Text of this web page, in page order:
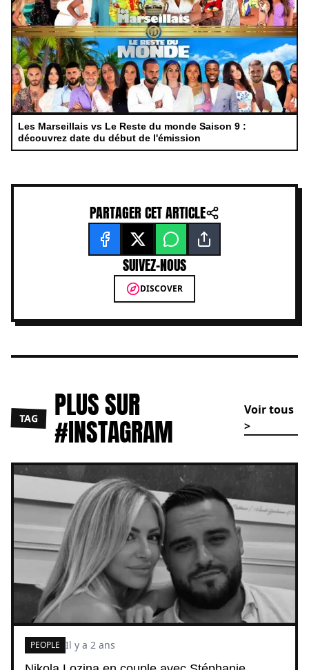
Les Marseillais vs Le Reste du monde Saison 9 :
découvrez date du début de l'émission
PARTAGER CET ARTICLE
SUIVEZ-NOUS
DISCOVER
TAG PLUS SUR
#INSTAGRAM
Voir tous
>
PEOPLE Il y a 2 ans